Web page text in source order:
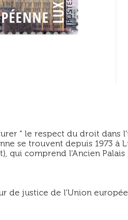
" le respect du droit dans
se trouvent depuis 1973 à
qui comprend l'Ancien
de justice de l'Union